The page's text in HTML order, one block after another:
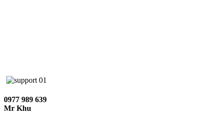
0977 989 639
Mr Khu